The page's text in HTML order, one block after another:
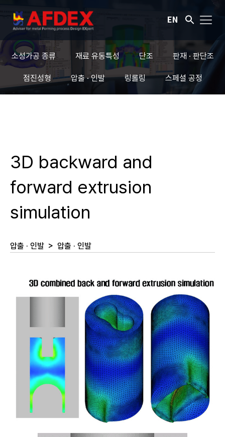
EN
소성가공 종류 재료 유동특성 단조 판재 · 판단조
점진성형 압출 · 인발 링롤링 스페셜 공정
3D backward and
forward extrusion
simulation
압출 · 인발 > 압출 · 인발